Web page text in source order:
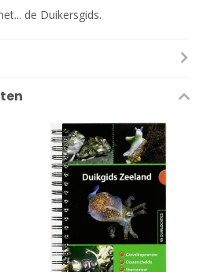
de Duikersgids.